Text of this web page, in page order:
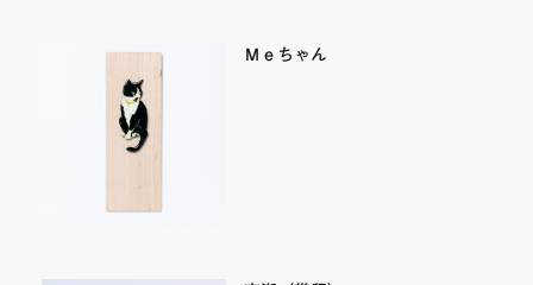
Ｍｅちゃん